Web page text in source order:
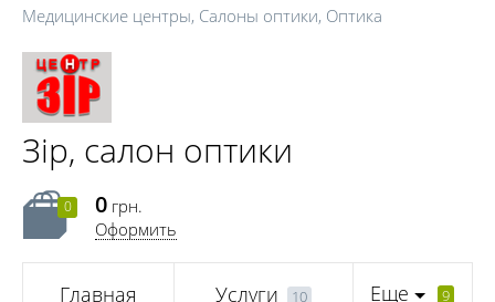
Медицинские центры, Салоны оптики, Оптика
Зір, салон оптики
0 0 грн.
Оформить
Главная Услуги 10 Еще 9